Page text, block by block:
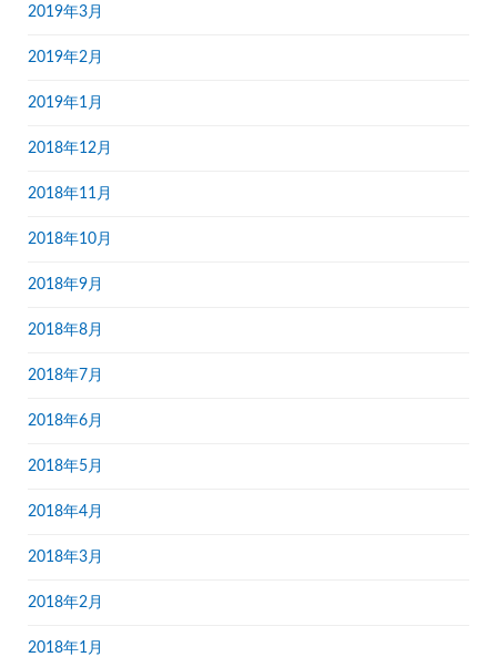
2019年3月
2019年2月
2019年1月
2018年12月
2018年11月
2018年10月
2018年9月
2018年8月
2018年7月
2018年6月
2018年5月
2018年4月
2018年3月
2018年2月
2018年1月